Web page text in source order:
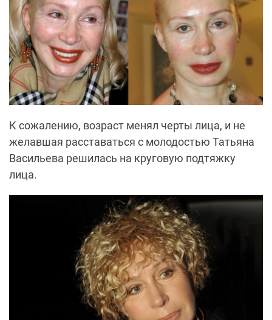
К сожалению, возраст менял черты лица, и не
желавшая расставаться с молодостью Татьяна
Васильева решилась на круговую подтяжку
лица.